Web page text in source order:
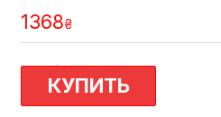
1368₴
КУПИТЬ